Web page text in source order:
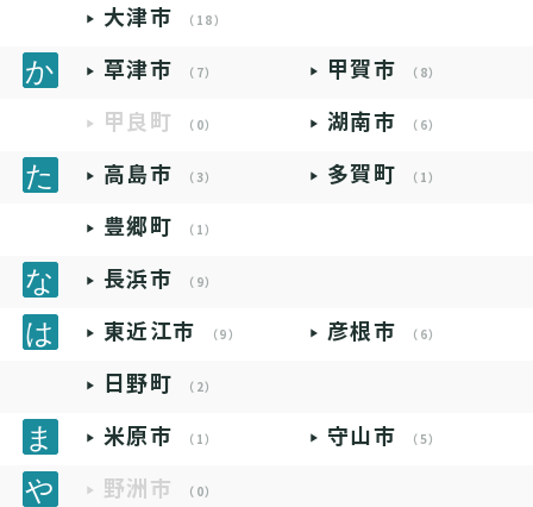
大津市 （18）
草津市 （7） 甲賀市 （8）
甲良町 （0） 湖南市 （6）
高島市 （3） 多賀町 （1）
豊郷町 （1）
長浜市 （9）
東近江市 （9） 彦根市 （6）
日野町 （2）
米原市 （1） 守山市 （5）
野洲市 （0）